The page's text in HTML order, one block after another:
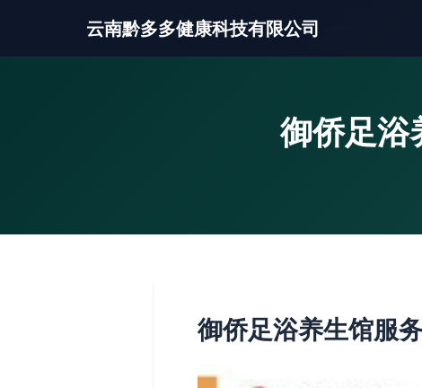
云南黔多多健康科技有限公司
御侨足浴
御侨足浴养生馆服